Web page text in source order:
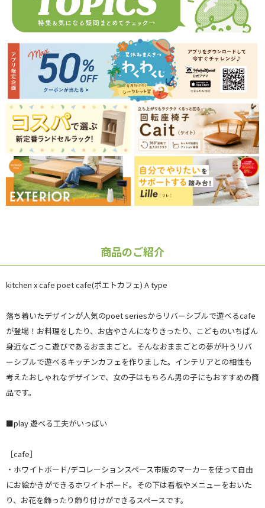
商品のご紹介
kitchen x cafe poet cafe(ポエトカフェ) A type
落ち着いたデザインが人気のpoet seriesからリバーシブルで遊べるcafe
が登場！お料理をしたり、お店やさんになりきったり、こどものいちばん
身近なごっこ遊びであるおままごと。そんなおままごとの夢が叶うリバ
ーシブルで遊べるキッチンカフェを作りました。インテリアとの相性も
考えたおしゃれなデザインで、女の子はもちろん男の子にもおすすめの商
品です。
■play 遊べる工夫がいっぱい
［cafe］
・ホワイトボード/デコレーションスペース市販のマーカーを使って自由
にお絵かきができるホワイトボード。その下は看板やメニューをおいた
り、お花を飾ったり飾り付けができるスペースです。